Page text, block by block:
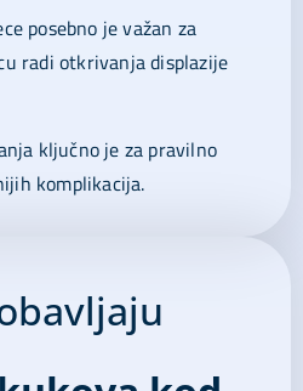
posebno je važan za
radi otkrivanja displazije
ključno je za pravilno
komplikacija.